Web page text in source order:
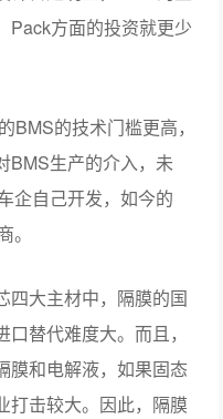
Pack方面的投资就更少
BMS的技术门槛更高，
BMS生产的介入，未
企自己开发，如今的
四大主材中，隔膜的国
替代难度大。而且，
膜和电解液，如果固态
打击较大。因此，隔膜